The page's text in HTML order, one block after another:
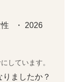
・ 2026
しています。
りましたか？